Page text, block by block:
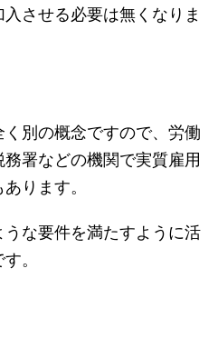
させる必要は無くなりま
別の概念ですので、労働
署などの機関で実質雇用
ります。
な要件を満たすように活
。